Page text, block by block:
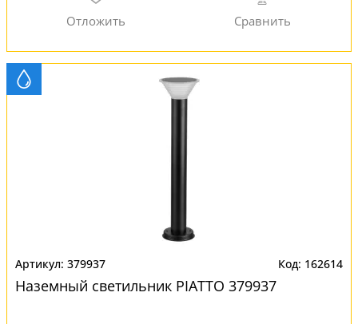
379937 162614
Наземный светильник PIATTO 379937